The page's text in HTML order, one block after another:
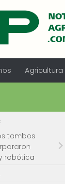
Agricultura
tambos
robótica